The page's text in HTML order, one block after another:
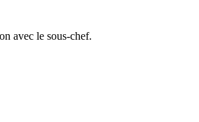
avec le sous-chef.